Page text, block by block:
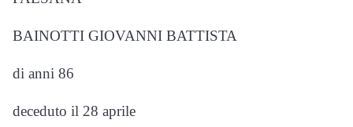
BAINOTTI GIOVANNI BATTISTA
di anni 86
deceduto il 28 aprile